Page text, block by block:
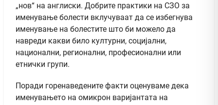
„нов“ на англиски. Добрите практики на СЗО за
именување болести вклучуваат да се избегнува
именување на болестите што би можело да
навреди какви било културни, социјални,
национални, регионални, професионални или
етнички групи.
Поради горенаведените факти оценуваме дека
именувањето на омикрон варијантата на